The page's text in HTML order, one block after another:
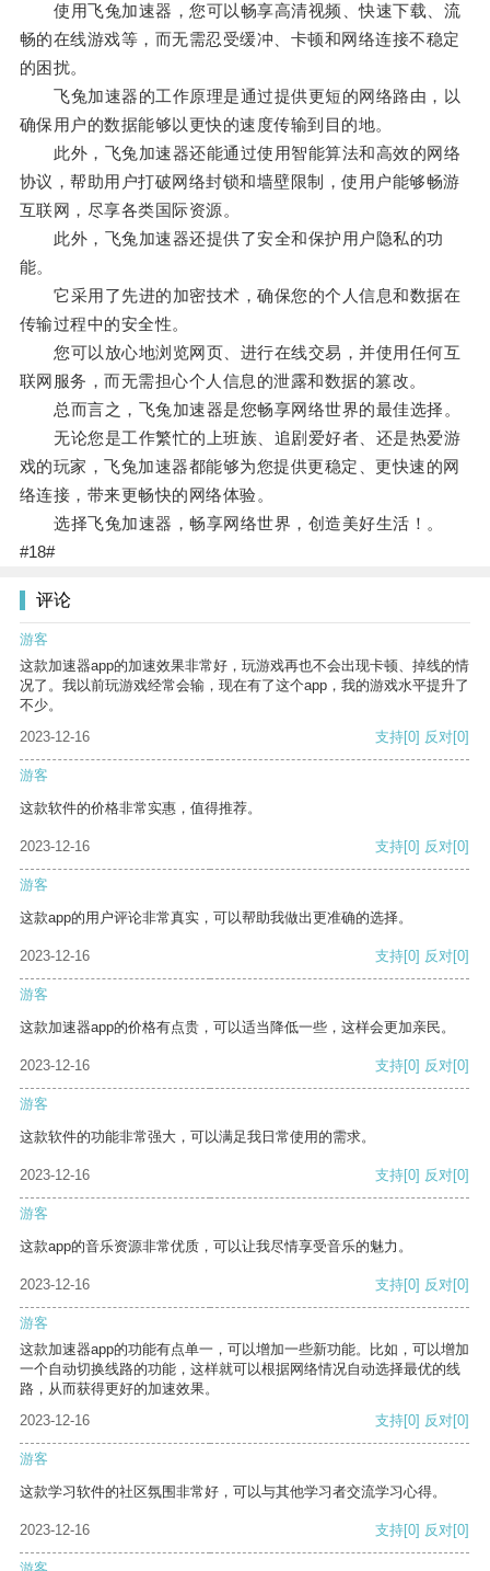
使用飞兔加速器，您可以畅享高清视频、快速下载、流
畅的在线游戏等，而无需忍受缓冲、卡顿和网络连接不稳定
的困扰。
飞兔加速器的工作原理是通过提供更短的网络路由，以
确保用户的数据能够以更快的速度传输到目的地。
此外，飞兔加速器还能通过使用智能算法和高效的网络
协议，帮助用户打破网络封锁和墙壁限制，使用户能够畅游
互联网，尽享各类国际资源。
此外，飞兔加速器还提供了安全和保护用户隐私的功
能。
它采用了先进的加密技术，确保您的个人信息和数据在
传输过程中的安全性。
您可以放心地浏览网页、进行在线交易，并使用任何互
联网服务，而无需担心个人信息的泄露和数据的篡改。
总而言之，飞兔加速器是您畅享网络世界的最佳选择。
无论您是工作繁忙的上班族、追剧爱好者、还是热爱游
戏的玩家，飞兔加速器都能够为您提供更稳定、更快速的网
络连接，带来更畅快的网络体验。
选择飞兔加速器，畅享网络世界，创造美好生活！。
#18#
评论
游客
这款加速器app的加速效果非常好，玩游戏再也不会出现卡顿、掉线的情
况了。我以前玩游戏经常会输，现在有了这个app，我的游戏水平提升了
不少。
2023-12-16
支持[0] 反对[0]
游客
这款软件的价格非常实惠，值得推荐。
2023-12-16 支持[0] 反对[0]
游客
这款app的用户评论非常真实，可以帮助我做出更准确的选择。
2023-12-16 支持[0] 反对[0]
游客
这款加速器app的价格有点贵，可以适当降低一些，这样会更加亲民。
2023-12-16 支持[0] 反对[0]
游客
这款软件的功能非常强大，可以满足我日常使用的需求。
2023-12-16 支持[0] 反对[0]
游客
这款app的音乐资源非常优质，可以让我尽情享受音乐的魅力。
2023-12-16 支持[0] 反对[0]
游客
这款加速器app的功能有点单一，可以增加一些新功能。比如，可以增加
一个自动切换线路的功能，这样就可以根据网络情况自动选择最优的线
路，从而获得更好的加速效果。
2023-12-16
支持[0] 反对[0]
游客
这款学习软件的社区氛围非常好，可以与其他学习者交流学习心得。
2023-12-16 支持[0] 反对[0]